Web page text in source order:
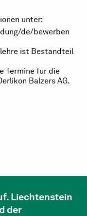
unter:
de/bewerben
ist Bestandteil
Termine für die
Balzers AG.
Liechtenstein
der